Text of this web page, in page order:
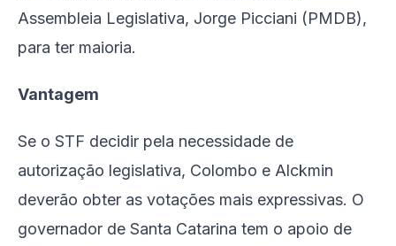
Assembleia Legislativa, Jorge Picciani (PMDB),
para ter maioria.
Vantagem
Se o STF decidir pela necessidade de
autorização legislativa, Colombo e Alckmin
deverão obter as votações mais expressivas. O
governador de Santa Catarina tem o apoio de